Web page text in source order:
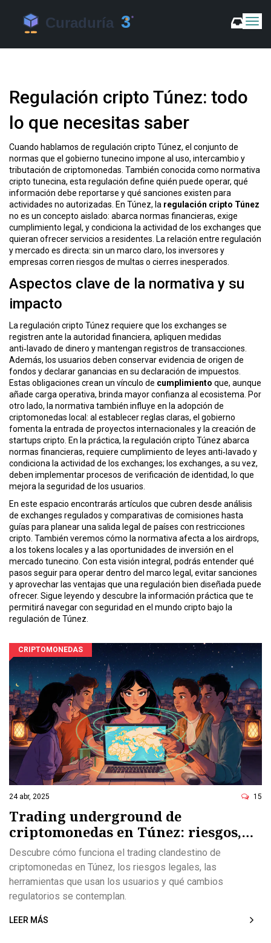
C
m
e
v
g
a
Regulación cripto Túnez: todo
lo que necesitas saber
Cuando hablamos de regulación cripto Túnez, el conjunto de
normas que el gobierno tunecino impone al uso, intercambio y
tributación de criptomonedas . También conocida como normativa
cripto tunecina, esta regulación define quién puede operar, qué
información debe reportarse y qué sanciones existen para
actividades no autorizadas. En Túnez, la regulación cripto Túnez
no es un concepto aislado: abarca normas financieras, exige
cumplimiento legal , y condiciona la actividad de los exchanges que
quieran ofrecer servicios a residentes. La relación entre regulación
y mercado es directa: sin un marco claro, los inversores y
empresas corren riesgos de multas o cierres inesperados.
Aspectos clave de la normativa y su
impacto
La regulación cripto Túnez requiere que los exchanges se
registren ante la autoridad financiera, apliquen medidas
anti‑lavado de dinero y mantengan registros de transacciones.
Además, los usuarios deben conservar evidencia de origen de
fondos y declarar ganancias en su declaración de impuestos.
Estas obligaciones crean un vínculo de cumplimiento que, aunque
añade carga operativa, brinda mayor confianza al ecosistema. Por
otro lado, la normativa también influye en la adopción de
criptomonedas local: al establecer reglas claras, el gobierno
fomenta la entrada de proyectos internacionales y la creación de
startups cripto. En la práctica, la regulación cripto Túnez abarca
normas financieras, requiere cumplimiento de leyes anti‑lavado y
condiciona la actividad de los exchanges; los exchanges, a su vez,
deben implementar procesos de verificación de identidad, lo que
mejora la seguridad de los usuarios.
En este espacio encontrarás artículos que cubren desde análisis
de exchanges regulados y comparativas de comisiones hasta
guías para planear una salida legal de países con restricciones
cripto. También veremos cómo la normativa afecta a los airdrops,
a los tokens locales y a las oportunidades de inversión en el
mercado tunecino. Con esta visión integral, podrás entender qué
pasos seguir para operar dentro del marco legal, evitar sanciones
y aprovechar las ventajas que una regulación bien diseñada puede
ofrecer. Sigue leyendo y descubre la información práctica que te
permitirá navegar con seguridad en el mundo cripto bajo la
regulación de Túnez.
CRIPTOMONEDAS
24 abr, 2025 15
Trading underground de
criptomonedas en Túnez: riesgos,
métodos y futuro
Descubre cómo funciona el trading clandestino de
criptomonedas en Túnez, los riesgos legales, las
herramientas que usan los usuarios y qué cambios
regulatorios se contemplan.
LEER MÁS